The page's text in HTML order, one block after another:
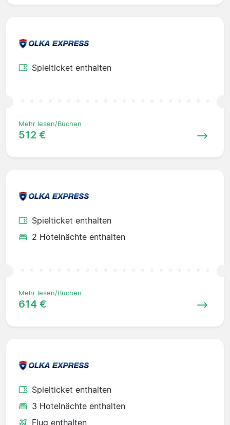
Spielticket enthalten
Mehr lesen/Buchen
512 €
Spielticket enthalten
2 Hotelnächte enthalten
Mehr lesen/Buchen
614 €
Spielticket enthalten
3 Hotelnächte enthalten
Flug enthalten